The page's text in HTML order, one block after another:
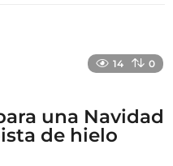
14 0
una Navidad
de hielo